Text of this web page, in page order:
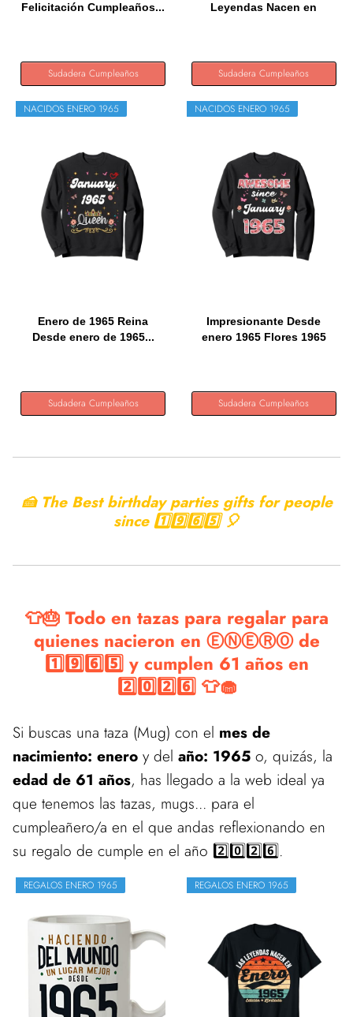
Felicitación Cumpleaños...
Sudadera Cumpleaños
Leyendas Nacen en
Sudadera Cumpleaños
NACIDOS ENERO 1965
Enero de 1965 Reina
Desde enero de 1965...
Sudadera Cumpleaños
NACIDOS ENERO 1965
Impresionante Desde
enero 1965 Flores 1965
Sudadera Cumpleaños
🍰 The Best birthday parties gifts for people
since 1️⃣9️⃣6️⃣5️⃣ 🎈
👕🎂 Todo en tazas para regalar para
quienes nacieron en ⒺⓃⒺⓇⓄ de
1️⃣9️⃣6️⃣5️⃣ y cumplen 61 años en
2️⃣0️⃣2️⃣6️⃣ 👕🧁
Si buscas una taza (Mug) con el mes de
nacimiento: enero y del año: 1965 o, quizás, la
edad de 61 años, has llegado a la web ideal ya
que tenemos las tazas, mugs... para el
cumpleañero/a en el que andas reflexionando en
su regalo de cumple en el año 2️⃣0️⃣2️⃣6️⃣.
REGALOS ENERO 1965 REGALOS ENERO 1965